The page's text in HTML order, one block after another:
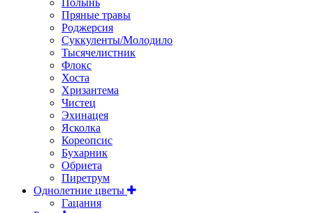
Пряные травы
Роджерсия
Суккуленты/Молодило
Тысячелистник
Флокс
Хоста
Хризантема
Чистец
Эхинацея
Ясколка
Кореопсис
Бухарник
Обриета
Пиретрум
Однолетние цветы
Гацания